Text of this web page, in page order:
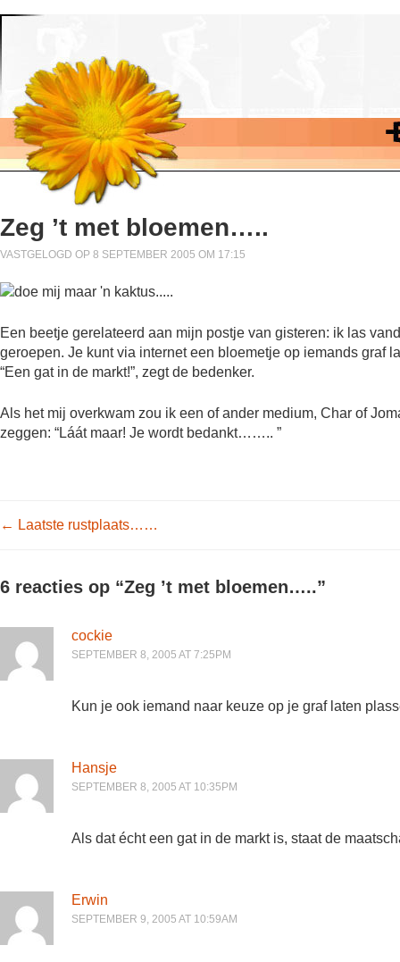
Zeg ’t met bloemen…..
VASTGELOGD OP 8 SEPTEMBER 2005 OM 17:15
Een beetje gerelateerd aan mijn postje van gisteren: ik las
geroepen. Je kunt via internet een bloemetje op iemands graf
“Een gat in de markt!”, zegt de bedenker.
Als het mij overkwam zou ik een of ander medium, Char of
zeggen: “Láát maar! Je wordt bedankt…….. ”
Post navigation
← Laatste rustplaats……
6 reacties op “Zeg ’t met bloemen…..”
cockie
SEPTEMBER 8, 2005 AT 7:25PM
Kun je ook iemand naar keuze op je graf laten
Hansje
SEPTEMBER 8, 2005 AT 10:35PM
Als dat écht een gat in de markt is, staat de
Erwin
SEPTEMBER 9, 2005 AT 10:59AM